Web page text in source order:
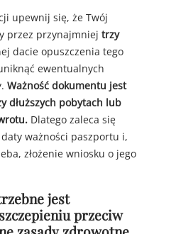
upewnij się, że Twój
przez przynajmniej trzy
dacie opuszczenia tego
ewentualnych
Ważność dokumentu jest
dłuższych pobytach lub
Dlatego zaleca się
ważności paszportu i,
złożenie wniosku o jego
jest
przeciw